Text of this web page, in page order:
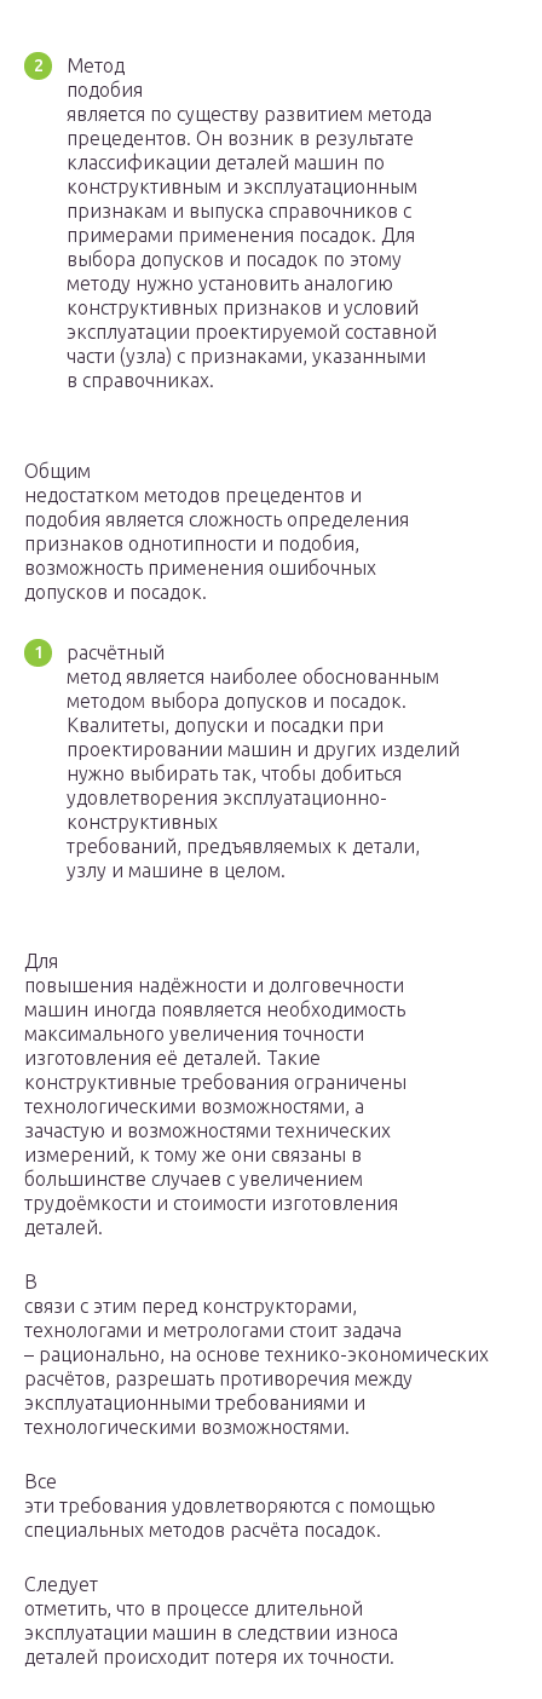
Метод
подобия
является по существу развитием метода
прецедентов. Он возник в результате
классификации деталей машин по
конструктивным и эксплуатационным
признакам и выпуска справочников с
примерами применения посадок. Для
выбора допусков и посадок по этому
методу нужно установить аналогию
конструктивных признаков и условий
эксплуатации проектируемой составной
части (узла) с признаками, указанными
в справочниках.
Общим
недостатком методов прецедентов и
подобия является сложность определения
признаков однотипности и подобия,
возможность применения ошибочных
допусков и посадок.
расчётный
метод является наиболее обоснованным
методом выбора допусков и посадок.
Квалитеты, допуски и посадки при
проектировании машин и других изделий
нужно выбирать так, чтобы добиться
удовлетворения эксплуатационно-
конструктивных
требований, предъявляемых к детали,
узлу и машине в целом.
Для
повышения надёжности и долговечности
машин иногда появляется необходимость
максимального увеличения точности
изготовления её деталей. Такие
конструктивные требования ограничены
технологическими возможностями, а
зачастую и возможностями технических
измерений, к тому же они связаны в
большинстве случаев с увеличением
трудоёмкости и стоимости изготовления
деталей.
В
связи с этим перед конструкторами,
технологами и метрологами стоит задача
– рационально, на основе технико-экономических
расчётов, разрешать противоречия между
эксплуатационными требованиями и
технологическими возможностями.
Все
эти требования удовлетворяются с помощью
специальных методов расчёта посадок.
Следует
отметить, что в процессе длительной
эксплуатации машин в следствии износа
деталей происходит потеря их точности.